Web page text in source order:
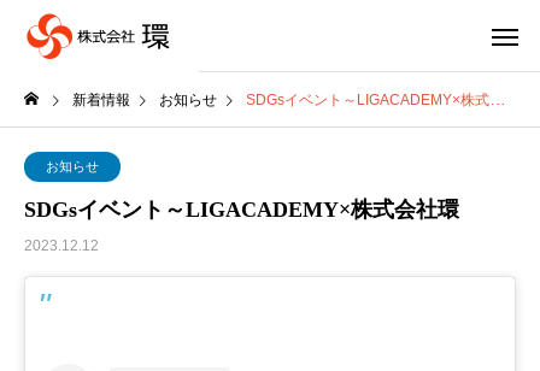
新着情報 お知らせ SDGsイベント～LIGACADEMY×株式会社環
お知らせ
SDGsイベント～LIGACADEMY×株式会社環
2023.12.12